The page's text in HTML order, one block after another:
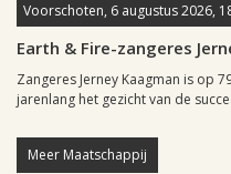
Voorschoten, 6 augustus 2026,
Earth & Fire-zangeres
Zangeres Jerney Kaagman is op
jarenlang het gezicht van de
Meer Maatschappij